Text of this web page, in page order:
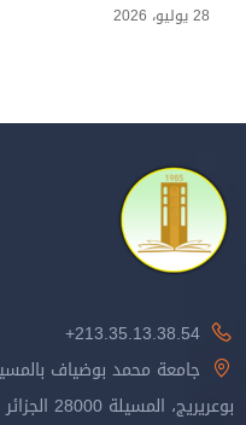
28 يوليو، 2026
213.35.13.38.54+
جامعة محمد بوضياف
بوعريريج، المسيلة 28000 الجزائر